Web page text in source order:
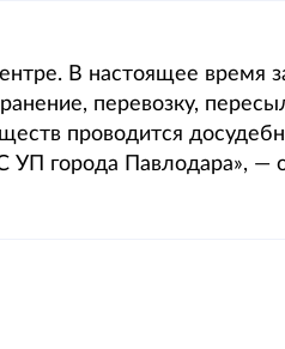
В настоящее время
перевозку,
проводится
УП города Павлодара», —